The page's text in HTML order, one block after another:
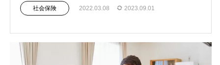
社会保険 2022.03.08 2023.09.01